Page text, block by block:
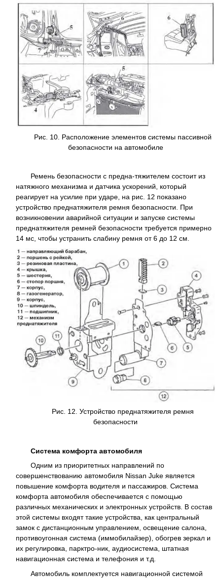
Рис. 10. Расположение элементов системы пассивной
безопасности на автомобиле
Ремень безопасности с предна-тяжителем состоит из
натяжного механизма и датчика ускорений, который
реагирует на усилие при ударе, на рис. 12 показано
устройство преднатяжителя ремня безопасности. При
возникновении аварийной ситуации и запуске системы
преднатяжителя ремней безопасности требуется примерно
14 мс, чтобы устранить слабину ремня от 6 до 12 см.
Рис. 12. Устройство преднатяжителя ремня
безопасности
Система комфорта автомобиля
Одним из приоритетных направлений по
совершенствованию автомобиля Nissan Juke является
повышение комфорта водителя и пассажиров. Система
комфорта автомобиля обеспечивается с помощью
различных механических и электронных устройств. В состав
этой системы входят такие устройства, как центральный
замок с дистанционным управлением, освещение салона,
противоугонная система (иммобилайзер), обогрев зеркал и
их регулировка, парктро-ник, аудиосистема, штатная
навигационная система и телефония и т.д.
Автомобиль комплектуется навигационной системой